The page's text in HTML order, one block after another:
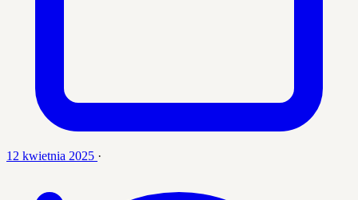
12 kwietnia 2025 ·